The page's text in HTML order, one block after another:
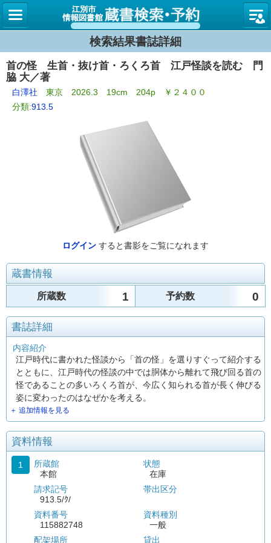
図書館
検索結果書誌詳細
首の怪 生首・抜け首・ろくろ首 江戸怪談を読む 門
脇 大／著
白澤社 東京 2026.3 19cm 204p ￥２４００
分類:913.5
ログイン すると書影をご覧になれます
蔵書情報
所蔵数 1 予約数 0
書誌詳細
内容紹介
江戸時代に書かれた怪談から「首の怪」を選りすぐって紹介する
とともに、江戸時代の怪談の中では胴体から離れて飛び回る首の
怪であることの多いろくろ首が、今広く知られる首が長く伸びる
姿に変わったのはなぜかを考える。
＋ 追加情報を見る
資料情報
1
所蔵館
本館
請求記号
913.5/ｸ/
資料番号
115882748
配架場所
状態
在庫
帯出区分
資料種別
一般
貸出